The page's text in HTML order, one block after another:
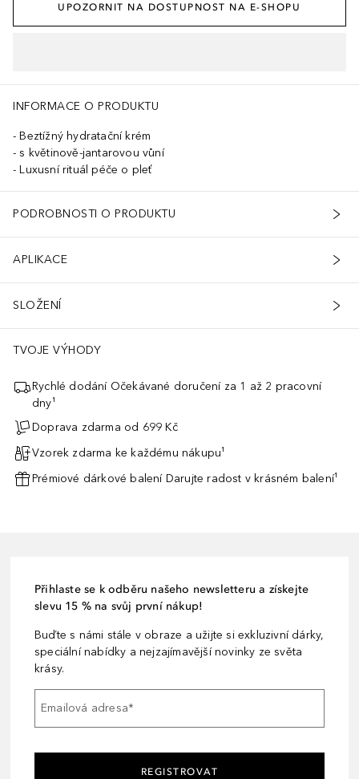
UPOZORNIT NA DOSTUPNOST NA E-SHOPU
INFORMACE O PRODUKTU
Beztížný hydratační krém
s květinově-jantarovou vůní
Luxusní rituál péče o pleť
PODROBNOSTI O PRODUKTU
APLIKACE
SLOŽENÍ
TVOJE VÝHODY
Rychlé dodání Očekávané doručení za 1 až 2 pracovní
dny¹
Doprava zdarma od 699 Kč
Vzorek zdarma ke každému nákupu¹
Prémiové dárkové balení Darujte radost v krásném balení¹
Přihlaste se k odběru našeho newsletteru a získejte
slevu 15 % na svůj první nákup!
Buďte s námi stále v obraze a užijte si exkluzivní dárky,
speciální nabídky a nejzajímavější novinky ze světa
krásy.
Emailová adresa*
REGISTROVAT